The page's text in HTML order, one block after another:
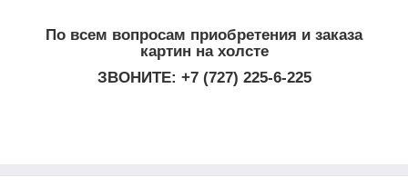
По всем вопросам приобретения и заказа
картин на холсте
ЗВОНИТЕ: +7 (727) 225-6-225